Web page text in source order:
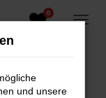
0
und unsere